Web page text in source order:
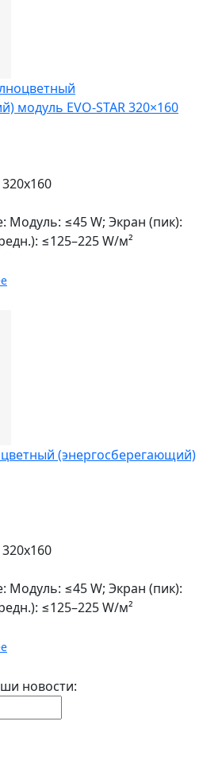
модуль EVO-STAR 320×160
Модуль: ≤45 W; Экран (пик):
≤125–225 W/м²
(энергосберегающий)
Модуль: ≤45 W; Экран (пик):
≤125–225 W/м²
новости: